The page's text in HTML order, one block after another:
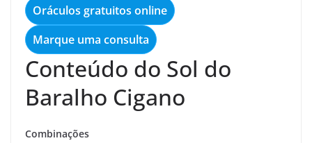
Oráculos gratuitos online
Marque uma consulta
Conteúdo do Sol do
Baralho Cigano
Combinações